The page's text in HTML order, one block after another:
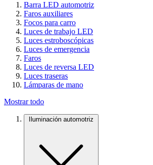
Barra LED automotriz
Faros auxiliares
Focos para carro
Luces de trabajo LED
Luces estroboscópicas
Luces de emergencia
Faros
Luces de reversa LED
Luces traseras
Lámparas de mano
Mostrar todo
Iluminación automotriz